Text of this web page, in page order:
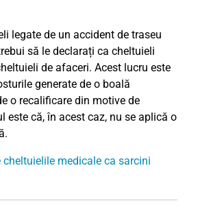
legate de un accident de traseu
să le declarați ca cheltuieli
de afaceri. Acest lucru este
generate de o boală
o recalificare din motive de
este că, în acest caz, nu se aplică o
cheltuielile medicale ca sarcini